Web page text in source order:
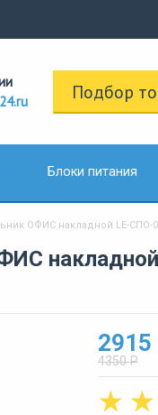
Подбор
Блоки питания
ОФИС накладной LE-СПО-
2915
4350 Р
☆
☆